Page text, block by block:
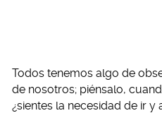
Todos tenemos algo de
de nosotros; piénsalo,
¿sientes la necesidad de ir